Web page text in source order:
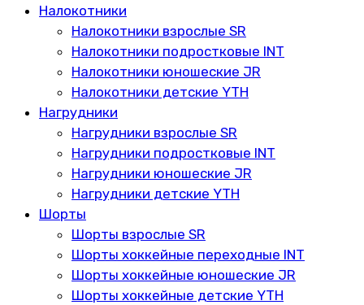
Налокотники
Налокотники взрослые SR
Налокотники подростковые INT
Налокотники юношеские JR
Налокотники детские YTH
Нагрудники
Нагрудники взрослые SR
Нагрудники подростковые INT
Нагрудники юношеские JR
Нагрудники детские YTH
Шорты
Шорты взрослые SR
Шорты хоккейные переходные INT
Шорты хоккейные юношеские JR
Шорты хоккейные детские YTH